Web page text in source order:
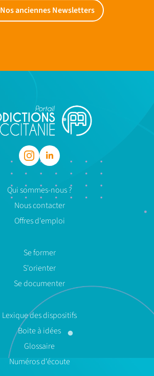
Nos anciennes Newsletters
Qui sommes-nous ?
Nous contacter
Offres d'emploi
Se former
S'orienter
Se documenter
Lexique des dispositifs
Boite à idées
Glossaire
Numéros d'écoute